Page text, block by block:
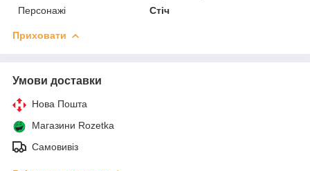
Персонажі
Стіч
Приховати
Умови доставки
Нова Пошта
Магазини Rozetka
Самовивіз